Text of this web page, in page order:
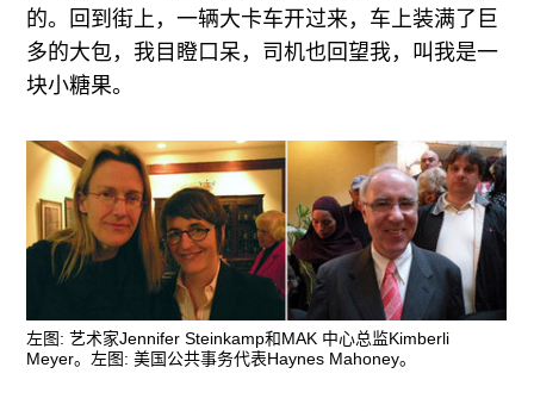
的。回到街上，一辆大卡车开过来，车上装满了巨
多的大包，我目瞪口呆，司机也回望我，叫我是一
块小糖果。
左图: 艺术家Jennifer Steinkamp和MAK 中心总监Kimberli
Meyer。左图: 美国公共事务代表Haynes Mahoney。